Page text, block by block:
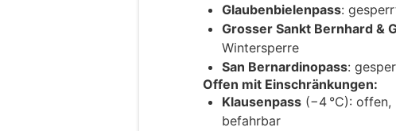
Glaubenbielenpass:
Grosser Sankt Bernhard &
Wintersperre
San Bernardinopass:
Offen mit Einschränkungen:
Klausenpass (−4 °C):
befahrbar